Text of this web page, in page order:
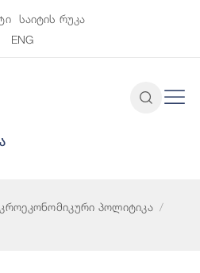
საიტის რუკა
ENG
პოლიტიკა